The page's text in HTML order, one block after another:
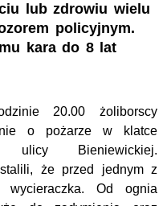
lub zdrowiu wielu
policyjnym.
kara do 8 lat
20.00 żoliborscy
o pożarze w klatce
Bieniewickiej.
że przed jednym z
wycieraczka. Od ognia